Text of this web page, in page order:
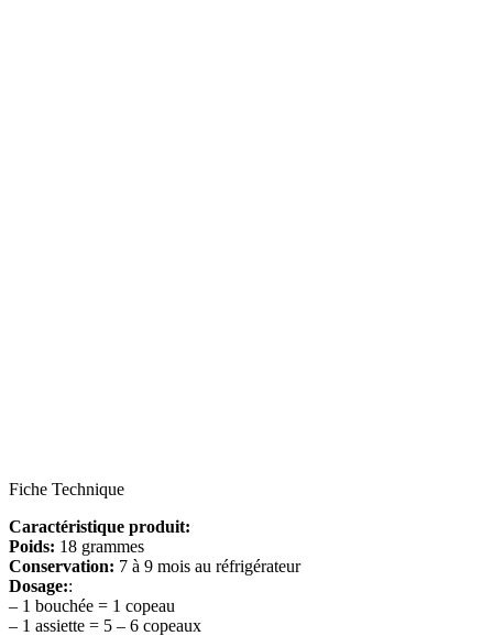
Fiche Technique
Caractéristique produit:
Poids: 18 grammes
Conservation: 7 à 9 mois au réfrigérateur
Dosage::
– 1 bouchée = 1 copeau
– 1 assiette = 5 – 6 copeaux